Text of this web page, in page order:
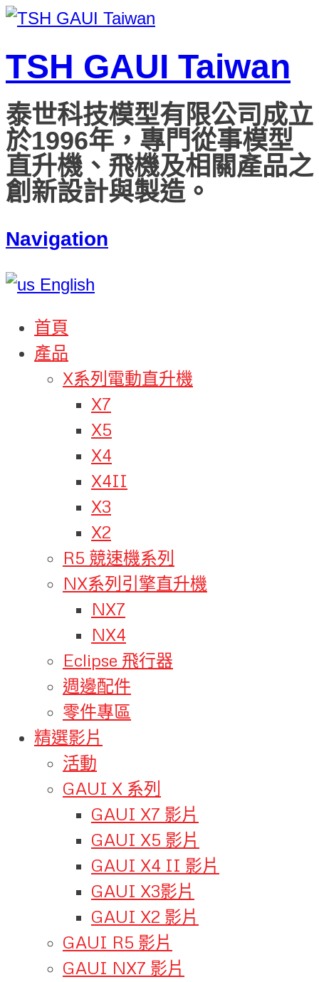
TSH GAUI Taiwan
泰世科技模型有限公司成立
於1996年，專門從事模型
直升機、飛機及相關產品之
創新設計與製造。
Navigation
English
首頁
產品
X系列電動直升機
X7
X5
X4
X4II
X3
X2
R5 競速機系列
NX系列引擎直升機
NX7
NX4
Eclipse 飛行器
週邊配件
零件專區
精選影片
活動
GAUI X 系列
GAUI X7 影片
GAUI X5 影片
GAUI X4 II 影片
GAUI X3影片
GAUI X2 影片
GAUI R5 影片
GAUI NX7 影片